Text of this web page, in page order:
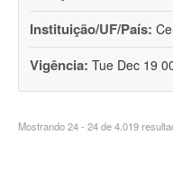
Instituição/UF/País:
Vigência: Tue Dec 19
Mostrando 24 - 24 de 4.019